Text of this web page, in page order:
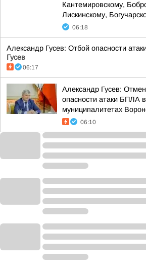
Кантемировскому,
Лискинскому,
06:18
Александр Гусев: Отбой опасности
Гусев
06:17
Александр Гусев:
опасности атаки БПЛА
муниципалитетах
06:10